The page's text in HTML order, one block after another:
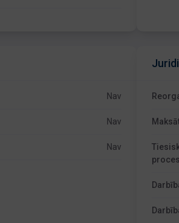
Nav
Nav
Nav